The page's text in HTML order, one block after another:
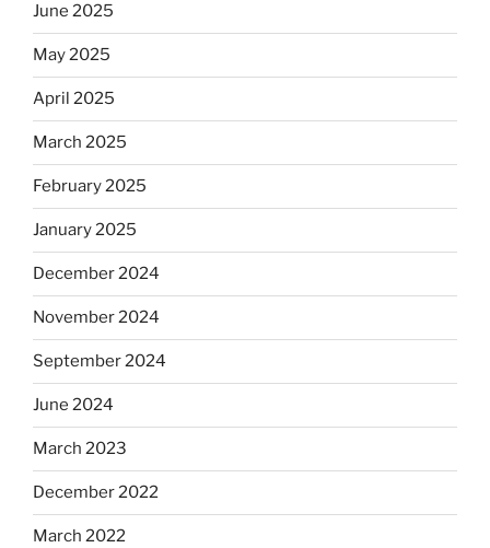
June 2025
May 2025
April 2025
March 2025
February 2025
January 2025
December 2024
November 2024
September 2024
June 2024
March 2023
December 2022
March 2022